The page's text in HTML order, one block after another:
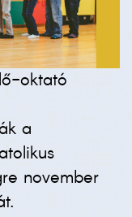
oktató
a
november